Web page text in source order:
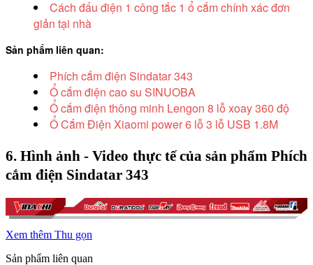
Cách đấu điện 1 công tắc 1 ổ cắm chính xác đơn
giản tại nhà
Sản phẩm liên quan:
Phích cắm điện Sindatar 343
Ổ cắm điện cao su SINUOBA
Ổ cắm điện thông minh Lengon 8 lỗ xoay 360 độ
Ổ Cắm Điện Xiaomi power 6 lỗ 3 lỗ USB 1.8M
6. Hình ảnh - Video thực tế của sản phẩm Phích
cắm điện Sindatar 343
Xem thêm Thu gọn
Sản phẩm liên quan